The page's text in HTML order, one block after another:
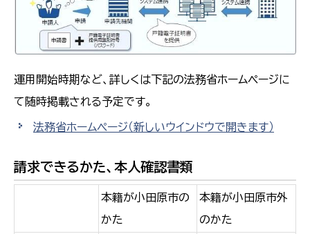
運用開始時期など、詳しくは下記の法務省ホームページに
て随時掲載される予定です。
法務省ホームページ（新しいウインドウで開きます）
請求できるかた、本人確認書類
本籍が小田原市の
かた
本籍が小田原市外
のかた